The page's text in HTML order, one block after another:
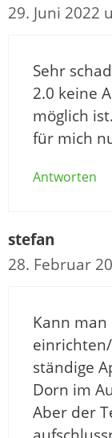
29. Juni 2022
Sehr
2.0 keine
möglich
für mich
Antworten
stefan
28. Februar
Kann man
ständige
Dorn im
Aber der